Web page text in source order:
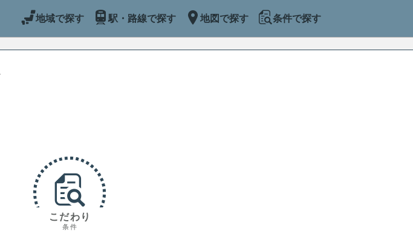
地域で探す 駅・路線で探す 地図で探す 条件で探す
こだわり
条件